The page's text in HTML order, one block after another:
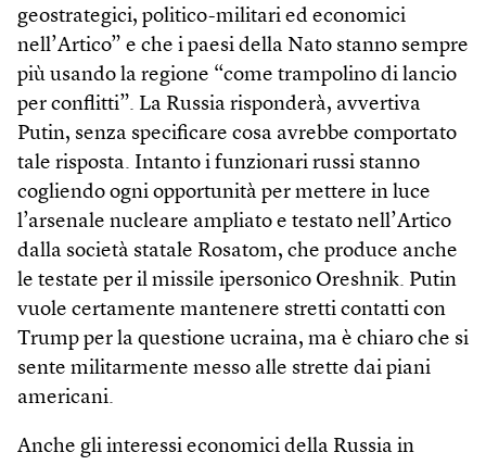
geostrategici, politico-militari ed economici
nell’Artico” e che i paesi della Nato stanno sempre
più usando la regione “come trampolino di lancio
per conflitti”. La Russia risponderà, avvertiva
Putin, senza specificare cosa avrebbe comportato
tale risposta. Intanto i funzionari russi stanno
cogliendo ogni opportunità per mettere in luce
l’arsenale nucleare ampliato e testato nell’Artico
dalla società statale Rosatom, che produce anche
le testate per il missile ipersonico Oreshnik. Putin
vuole certamente mantenere stretti contatti con
Trump per la questione ucraina, ma è chiaro che si
sente militarmente messo alle strette dai piani
americani.
Anche gli interessi economici della Russia in